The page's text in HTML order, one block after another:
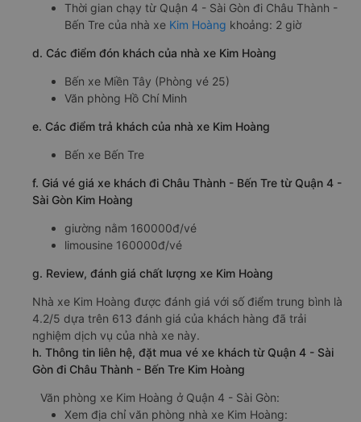
Thời gian chạy từ Quận 4 - Sài Gòn đi Châu Thành -
Bến Tre của nhà xe Kim Hoàng khoảng: 2 giờ
d. Các điểm đón khách của nhà xe Kim Hoàng
Bến xe Miền Tây (Phòng vé 25)
Văn phòng Hồ Chí Minh
e. Các điểm trả khách của nhà xe Kim Hoàng
Bến xe Bến Tre
f. Giá vé giá xe khách đi Châu Thành - Bến Tre từ Quận 4 -
Sài Gòn Kim Hoàng
giường nằm 160000đ/vé
limousine 160000đ/vé
g. Review, đánh giá chất lượng xe Kim Hoàng
Nhà xe Kim Hoàng được đánh giá với số điểm trung bình là
4.2/5 dựa trên 613 đánh giá của khách hàng đã trải
nghiệm dịch vụ của nhà xe này.
h. Thông tin liên hệ, đặt mua vé xe khách từ Quận 4 - Sài
Gòn đi Châu Thành - Bến Tre Kim Hoàng
Văn phòng xe Kim Hoàng ở Quận 4 - Sài Gòn:
Xem địa chỉ văn phòng nhà xe Kim Hoàng: